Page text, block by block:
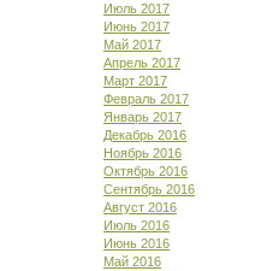
Июль 2017
Июнь 2017
Май 2017
Апрель 2017
Март 2017
Февраль 2017
Январь 2017
Декабрь 2016
Ноябрь 2016
Октябрь 2016
Сентябрь 2016
Август 2016
Июль 2016
Июнь 2016
Май 2016